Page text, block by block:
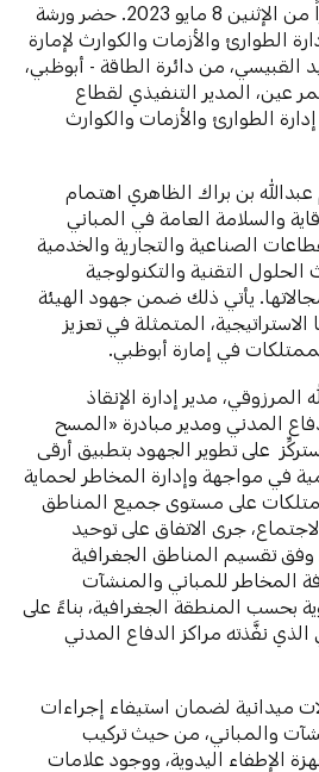
للمباني والمنشآت اعتباراً من الإثنين 8 مايو 2023. حضر ورشة
الطوارئ والأزمات والكوارث لإمارة
من دائرة الطاقة - أبوظبي،
عين، المدير التنفيذي لقطاع
الطوارئ والأزمات والكوارث
بن براك الظاهري اهتمام
والسلامة العامة في المباني
الصناعية والتجارية والخدمية
التقنية والتكنولوجية
يأتي ذلك ضمن جهود الهيئة
المتمثلة في تعزيز
في إمارة أبوظبي.
مدير إدارة الإنقاذ
المدني ومدير مبادرة «المسح
على تطوير الجهود بتطبيق أرقى
في مواجهة وإدارة المخاطر لحماية
على مستوى جميع المناطق
جرى الاتفاق على توحيد
تقسيم المناطق الجغرافية
للمباني والمنشآت
بحسب المنطقة الجغرافية، بناءً على
نفَّذته مراكز الدفاع المدني
ميدانية لضمان استيفاء إجراءات
والمباني، من حيث تركيب
الإطفاء اليدوية، ووجود علامات